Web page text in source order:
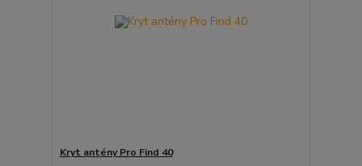
Kryt antény Pro Find 40